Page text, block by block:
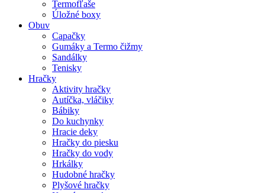
Termofľaše
Úložné boxy
Obuv
Capačky
Gumáky a Termo čižmy
Sandálky
Tenisky
Hračky
Aktivity hračky
Autíčka, vláčiky
Bábiky
Do kuchynky
Hracie deky
Hračky do piesku
Hračky do vody
Hrkálky
Hudobné hračky
Plyšové hračky